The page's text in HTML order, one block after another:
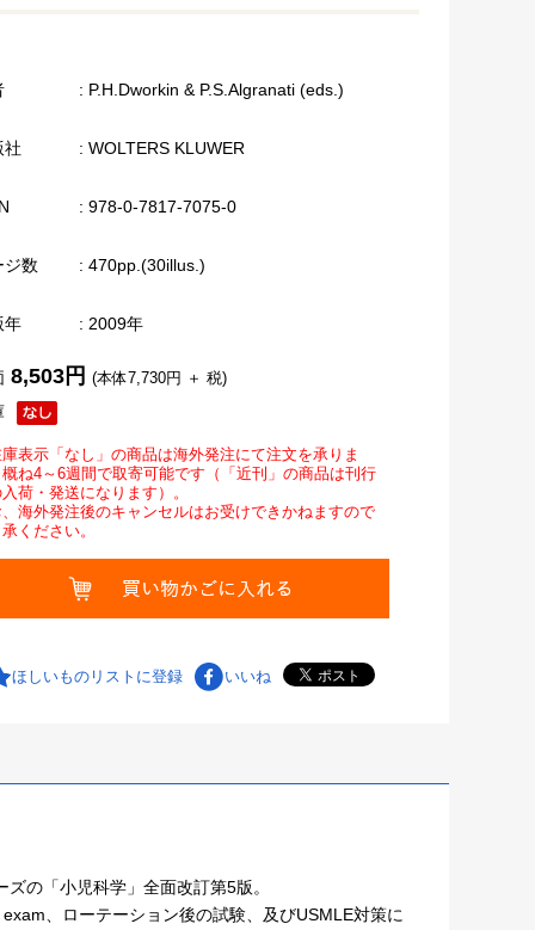
: P.H.Dworkin & P.S.Algranati (eds.)
社 : WOLTERS KLUWER
: 978-0-7817-7075-0
ジ数 : 470pp.(30illus.)
年 : 2009年
8,503円 (本体7,730円 ＋ 税)
表示「なし」の商品は海外発注にて注文を承りま
ね4～6週間で取寄可能です（「近刊」の商品は刊行
荷・発送になります）。
海外発注後のキャンセルはお受けできかねますので
ください。
ほしいものリストに登録 いいね
の「小児科学」全面改訂第5版。
、ローテーション後の試験、及びUSMLE対策に